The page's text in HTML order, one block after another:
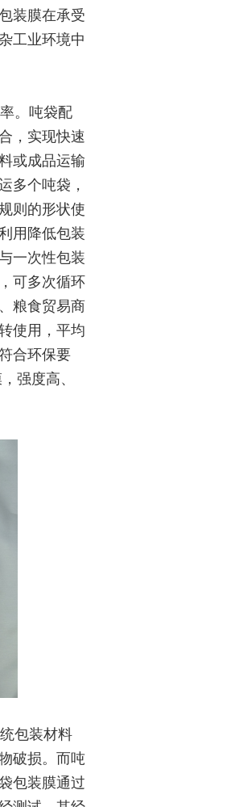
装膜在承受
工业环境中
。吨袋配
，实现快速
或成品运输
多个吨袋，
则的形状使
用降低包装
一次性包装
可多次循环
粮食贸易商
使用，平均
合环保要
强度高、
包装材料
破损。而吨
包装膜通过